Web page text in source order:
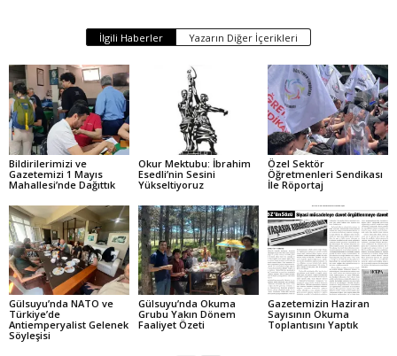
ok
tte
r
ailsk
İlgili Haberler Yazarın Diğer İçerikleri
Bildirilerimizi ve
Gazetemizi 1 Mayıs
Mahallesi’nde Dağıttık
Okur Mektubu: İbrahim
Esedli’nin Sesini
Yükseltiyoruz
Özel Sektör
Öğretmenleri Sendikası
İle Röportaj
Gülsuyu’nda NATO ve
Türkiye’de
Antiemperyalist Gelenek
Söyleşisi
Gülsuyu’nda Okuma
Grubu Yakın Dönem
Faaliyet Özeti
Gazetemizin Haziran
Sayısının Okuma
Toplantısını Yaptık